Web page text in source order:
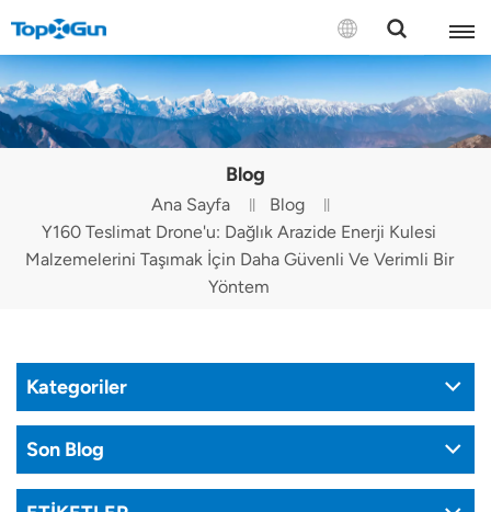
BİZE ULAŞIN
English
Русский
Português(Portugal)
Tiếng Việt
Blog
Ana Sayfa
Blog
Y160 Teslimat Drone'u: Dağlık Arazide Enerji Kulesi
Malzemelerini Taşımak İçin Daha Güvenli Ve Verimli Bir
Yöntem
Kategoriler
Son Blog